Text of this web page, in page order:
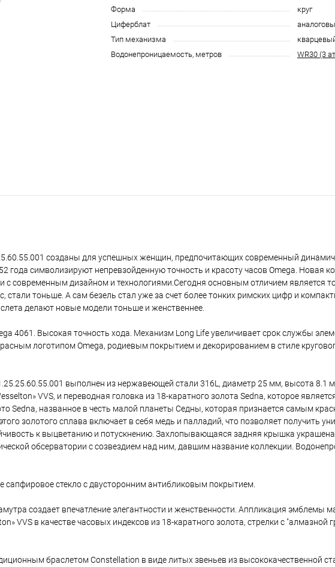
Форма
круг
Циферблат
Тип механизма
Водонепроницаемость, метров
WR30 (3
созданы для успешных женщин, предпочитающих современный
символизируют непревзойденную точность и красоту часов Omega. Новая
с современным дизайном и технологиями.Сегодня основным отличием является
стали тоньше. А сам безель стал уже за счет более тонких римских цифр и
делают новые модели тоньше и женственнее.
4061. Высокая точность хода. Механизм Long Life увеличивает срок службы
логотипом Omega, родиевым покрытием и декорированием в стиле
выполнен из нержавеющей стали 316L, диаметр 25 мм, высота 8.1
VVS, и переводная головка из 18-каратного золота Sedna, которое
Sedna, названное в честь малой планеты Седны, которая признается самым
золотого сплава включает в себя медь и палладий, что позволяет получить
к выцветанию и потускнению. Захлопывающаяся задняя крышка
обсерватории с созвездием над ним, давшим название коллекции.
сапфировое стекло с двусторонним антибликовым покрытием.
создает впечатление элегантности и женственности. Аппликация эмблемы
VVS в качестве часовых индексов из 18-каратного золота, стрелки с "алмазной
браслетом Constellation в виде литых звеньев из высококачественной